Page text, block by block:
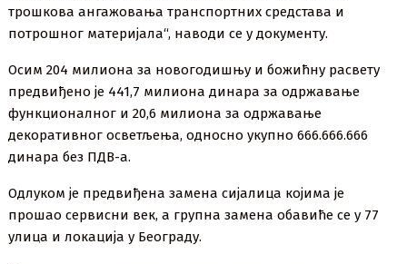
трошкова ангажовања транспортних средстава и
потрошног материјала“, наводи се у документу.
Осим 204 милиона за новогодишњу и божићну расвету
предвиђено је 441,7 милиона динара за одржавање
функционалног и 20,6 милиона за одржавање
декоративног осветљења, односно укупно 666.666.666
динара без ПДВ-а.
Одлуком је предвиђена замена сијалица којима је
прошао сервисни век, а групна замена обавиће се у 77
улица и локација у Београду.